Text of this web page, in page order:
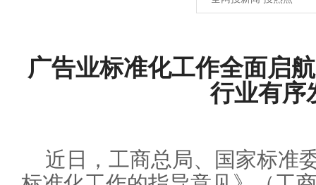
广告业标准化工作全面启
行业有序
近日，工商总局、国家标准